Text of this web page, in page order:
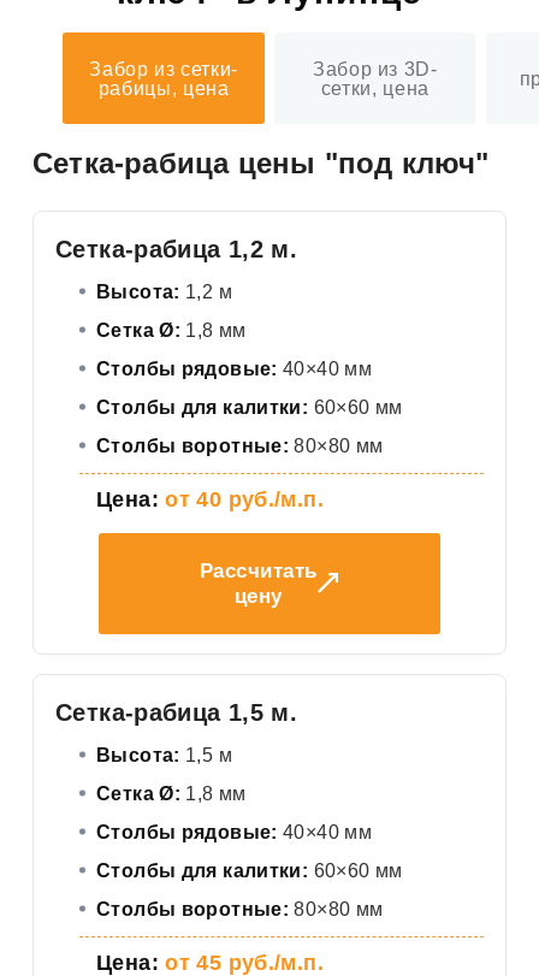
Забор из сетки-
рабицы, цена
Забор из 3D-
сетки, цена
Сетка-рабица цены "под ключ"
Сетка-рабица 1,2 м.
Высота: 1,2 м
Сетка Ø: 1,8 мм
Столбы рядовые: 40×40 мм
Столбы для калитки: 60×60 мм
Столбы воротные: 80×80 мм
Цена: от 40 руб./м.п.
Рассчитать
цену
Сетка-рабица 1,5 м.
Высота: 1,5 м
Сетка Ø: 1,8 мм
Столбы рядовые: 40×40 мм
Столбы для калитки: 60×60 мм
Столбы воротные: 80×80 мм
Цена: от 45 руб./м.п.